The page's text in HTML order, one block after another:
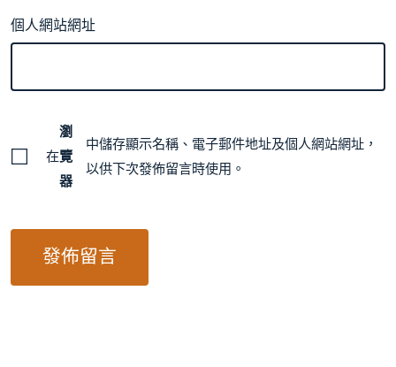
個人網站網址
在
瀏
覽
器
中儲存顯示名稱、電子郵件地址及個人網站網址，
以供下次發佈留言時使用。